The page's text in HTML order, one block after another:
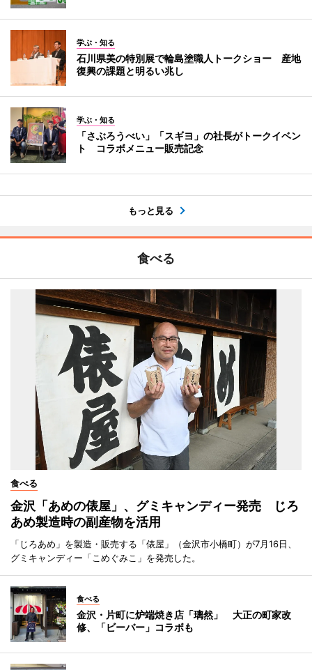
学ぶ・知る
石川県美の特別展で輪島塗職人トークショー 産地
復興の課題と明るい兆し
学ぶ・知る
「さぶろうべい」「スギヨ」の社長がトークイベン
ト コラボメニュー販売記念
もっと見る
食べる
食べる
金沢「あめの俵屋」、グミキャンディー発売 じろ
あめ製造時の副産物を活用
「じろあめ」を製造・販売する「俵屋」（金沢市小橋町）が7月16日、
グミキャンディー「こめぐみこ」を発売した。
食べる
金沢・片町に炉端焼き店「璃然」 大正の町家改
修、「ビーバー」コラボも